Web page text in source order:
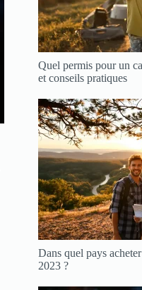
Quel permis pour un
et conseils pratiques
Dans quel pays
2023 ?